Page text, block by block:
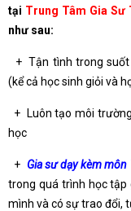
tại Trung Tâm Gia Sư
như sau:
+ Tận tình trong suốt
(kể cả học sinh giỏi và
+ Luôn tạo môi
học
+ Gia sư dạy kèm môn
trong quá trình học tập
mình và có sự trao đổi,